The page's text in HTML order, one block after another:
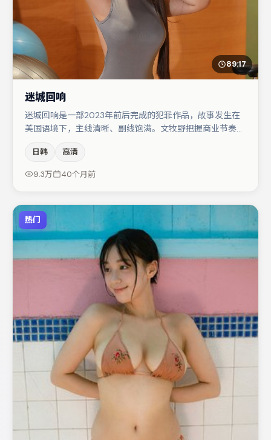
89:17
迷城回响
迷城回响是一部2023年前后完成的犯罪作品，故事发生在
美国语境下，主线清晰、副线饱满。文牧野把握商业节奏的
片中承担叙事驱动，胡歌、朱一龙分别提供反差与喜剧/悬
疑调剂（视场次而定）。整体完成度较高，适合周末一口气
日韩 高清
9.3万 40个月前
热门